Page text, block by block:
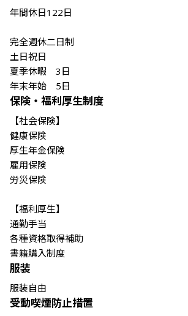
年間休日122日
完全週休二日制
土日祝日
夏季休暇　3日
年末年始　5日
保険・福利厚生制度
【社会保険】
健康保険
厚生年金保険
雇用保険
労災保険
【福利厚生】
通勤手当
各種資格取得補助
書籍購入制度
服装
服装自由
受動喫煙防止措置